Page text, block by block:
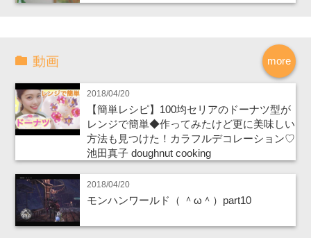
more
動画
2018/04/20
【簡単レシピ】100均セリアのドーナツ型が
レンジで簡単◆作ってみたけど更に美味しい
方法も見つけた！カラフルデコレーション♡
池田真子 doughnut cooking
2018/04/20
モンハンワールド（ ＾ω＾）part10